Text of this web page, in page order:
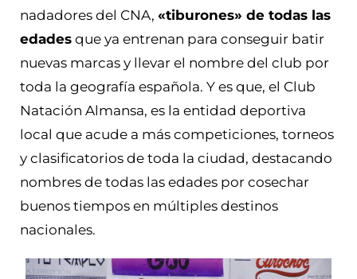
nadadores del CNA, «tiburones» de todas las
edades que ya entrenan para conseguir batir
nuevas marcas y llevar el nombre del club por
toda la geografía española. Y es que, el Club
Natación Almansa, es la entidad deportiva
local que acude a más competiciones, torneos
y clasificatorios de toda la ciudad, destacando
nombres de todas las edades por cosechar
buenos tiempos en múltiples destinos
nacionales.